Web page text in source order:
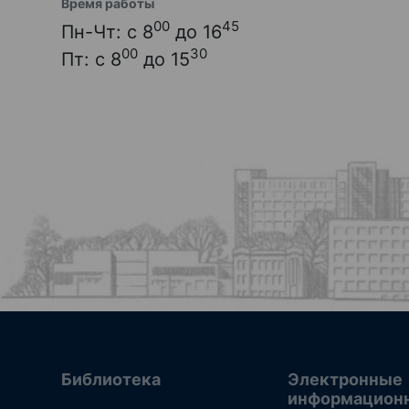
Время работы
Пн-Чт: с 800 до 1645
Пт: с 800 до 1530
Библиотека
Электронные